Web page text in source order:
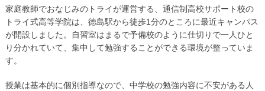
家庭教師でおなじみのトライが運営する、通信制高校サポート校の
トライ式高等学院は、徳島駅から徒歩1分のところに最近キャンパス
が開設しました。自習室はまるで予備校のように仕切りで一人ひと
り分かれていて、集中して勉強することができる環境が整っていま
す。
授業は基本的に個別指導なので、中学校の勉強内容に不安がある人